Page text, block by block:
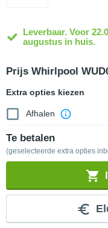
Leverbaar. Voor
augustus in huis.
Prijs Whirlpool
Extra opties kiezen
Afhalen
Te betalen
(geselecteerde extra opties